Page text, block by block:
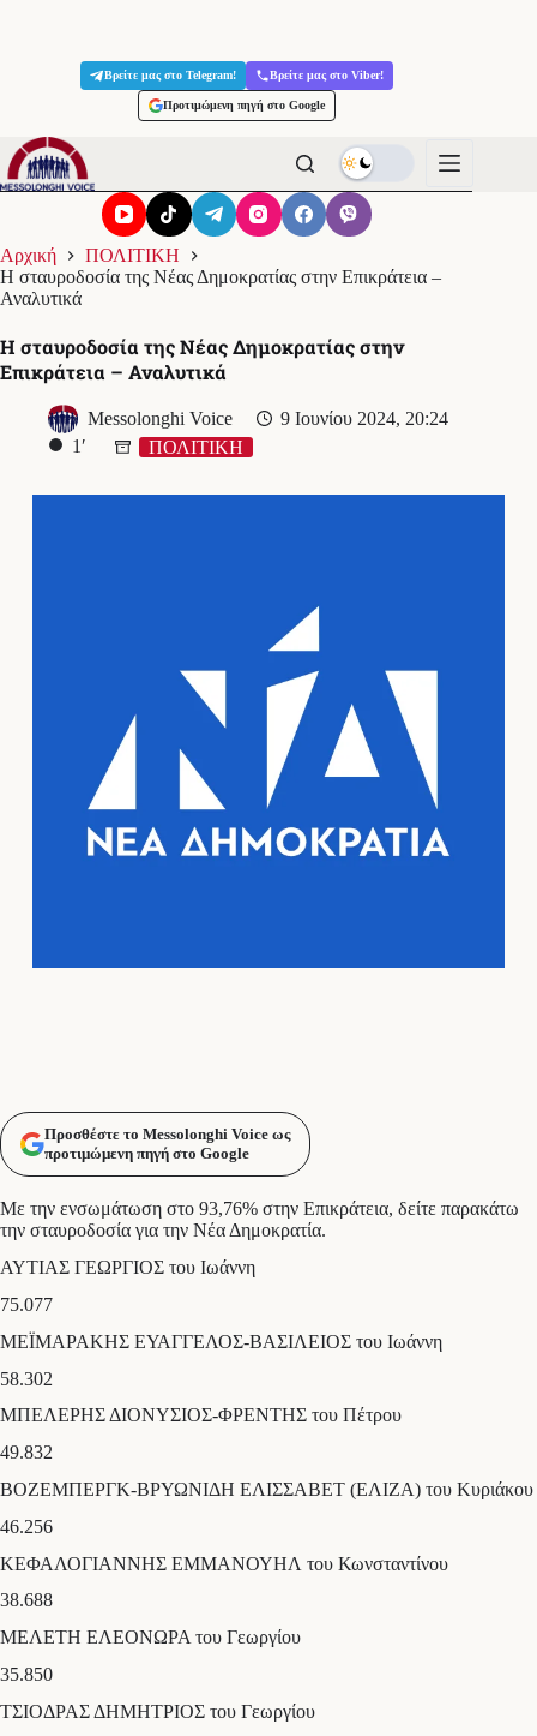
Βρείτε μας στο Telegram! Βρείτε μας στο Viber!
Προτιμώμενη πηγή στο Google
Αρχική
ΠΟΛΙΤΙΚΗ
Η σταυροδοσία της Νέας Δημοκρατίας στην Επικράτεια –
Αναλυτικά
Η σταυροδοσία της Νέας Δημοκρατίας στην
Επικράτεια – Αναλυτικά
Messolonghi Voice
9 Ιουνίου 2024, 20:24
1′
ΠΟΛΙΤΙΚΗ
Προσθέστε το Messolonghi Voice ως
προτιμώμενη πηγή στο Google
Με την ενσωμάτωση στο 93,76% στην Επικράτεια, δείτε παρακάτω
την σταυροδοσία για την Νέα Δημοκρατία.
ΑΥΤΙΑΣ ΓΕΩΡΓΙΟΣ του Ιωάννη
75.077
ΜΕΪΜΑΡΑΚΗΣ ΕΥΑΓΓΕΛΟΣ-ΒΑΣΙΛΕΙΟΣ του Ιωάννη
58.302
ΜΠΕΛΕΡΗΣ ΔΙΟΝΥΣΙΟΣ-ΦΡΕΝΤΗΣ του Πέτρου
49.832
ΒΟΖΕΜΠΕΡΓΚ-ΒΡΥΩΝΙΔΗ ΕΛΙΣΣΑΒΕΤ (ΕΛΙΖΑ) του Κυριάκου
46.256
ΚΕΦΑΛΟΓΙΑΝΝΗΣ ΕΜΜΑΝΟΥΗΛ του Κωνσταντίνου
38.688
ΜΕΛΕΤΗ ΕΛΕΟΝΩΡΑ του Γεωργίου
35.850
ΤΣΙΟΔΡΑΣ ΔΗΜΗΤΡΙΟΣ του Γεωργίου